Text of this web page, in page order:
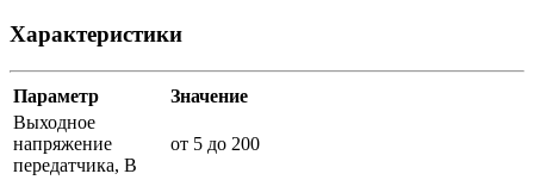
Характеристики
Параметр
Значение
Выходное
напряжение
передатчика, В
от 5 до 200